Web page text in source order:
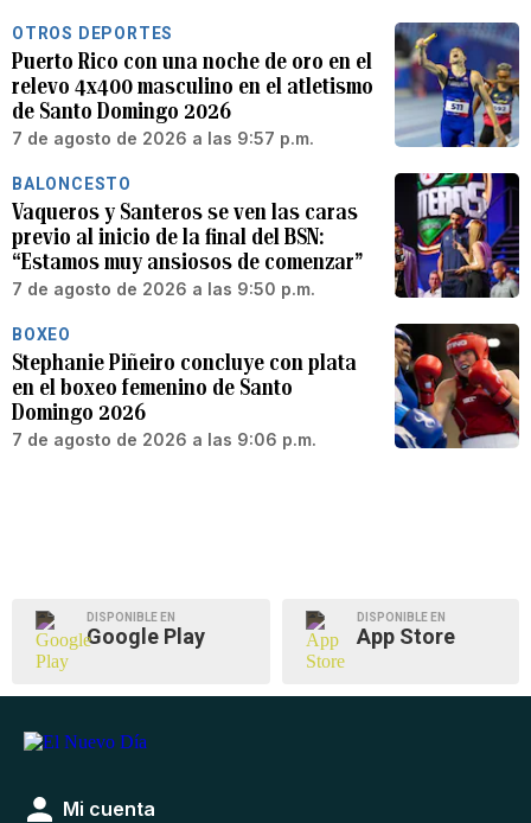
OTROS DEPORTES
Puerto Rico con una noche de oro en el
relevo 4x400 masculino en el atletismo
de Santo Domingo 2026
7 de agosto de 2026 a las 9:57 p.m.
BALONCESTO
Vaqueros y Santeros se ven las caras
previo al inicio de la final del BSN:
“Estamos muy ansiosos de comenzar”
7 de agosto de 2026 a las 9:50 p.m.
BOXEO
Stephanie Piñeiro concluye con plata
en el boxeo femenino de Santo
Domingo 2026
7 de agosto de 2026 a las 9:06 p.m.
DISPONIBLE EN
Google Play
DISPONIBLE EN
App Store
Mi cuenta